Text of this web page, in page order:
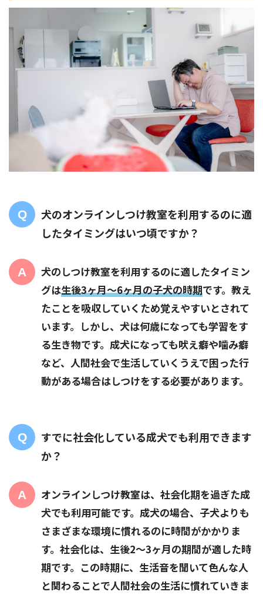
犬のオンラインしつけ教室を利用するのに適
したタイミングはいつ頃ですか？
犬のしつけ教室を利用するのに適したタイミン
グは生後3ヶ月〜6ヶ月の子犬の時期です。教え
たことを吸収していくため覚えやすいとされて
います。しかし、犬は何歳になっても学習をす
る生き物です。成犬になっても吠え癖や噛み癖
など、人間社会で生活していくうえで困った行
動がある場合はしつけをする必要があります。
すでに社会化している成犬でも利用できます
か？
オンラインしつけ教室は、社会化期を過ぎた成
犬でも利用可能です。成犬の場合、子犬よりも
さまざまな環境に慣れるのに時間がかかりま
す。社会化は、生後2〜3ヶ月の期間が適した時
期です。この時期に、生活音を聞いて色んな人
と関わることで人間社会の生活に慣れていきま